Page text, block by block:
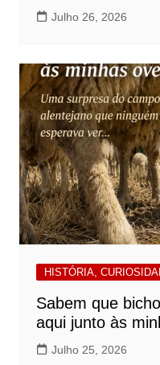
Julho 26, 2026
HISTÓRIA,
Sabem que
aqui junto às
Julho 25, 2026